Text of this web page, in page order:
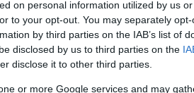
on personal information utilized by us
to your opt-out. You may separately
by third parties on the IAB’s list of
disclosed by us to third parties on the
disclose it to other third parties.
or more Google services and may